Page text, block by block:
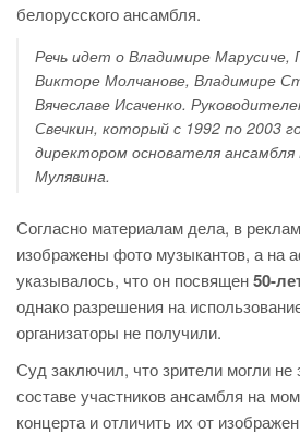
белорусского ансамбля.
Речь идет о Владимире Марусиче,
Викторе Молчанове, Владимире
Вячеславе Исаченко.
Свечкин, который с 1992 по 2003
директором основателя ансамбля
Мулявина.
Согласно материалам дела, в
изображены фото музыкантов, а на
указывалось, что он посвящен50-
однако разрешения на
организаторы не получили.
Суд заключил, что зрители могли не
составе участников ансамбля на
концерта и отличить их от